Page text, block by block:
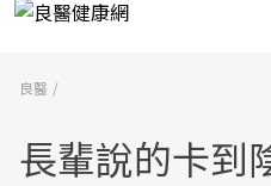
良醫
長輩說的卡到